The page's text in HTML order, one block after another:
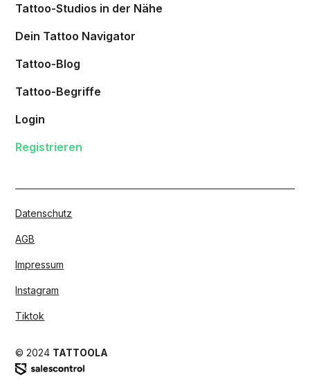
Tattoo-Studios in der Nähe
Dein Tattoo Navigator
Tattoo-Blog
Tattoo-Begriffe
Login
Registrieren
Datenschutz
AGB
Impressum
Instagram
Tiktok
© 2024 TATTOOLA